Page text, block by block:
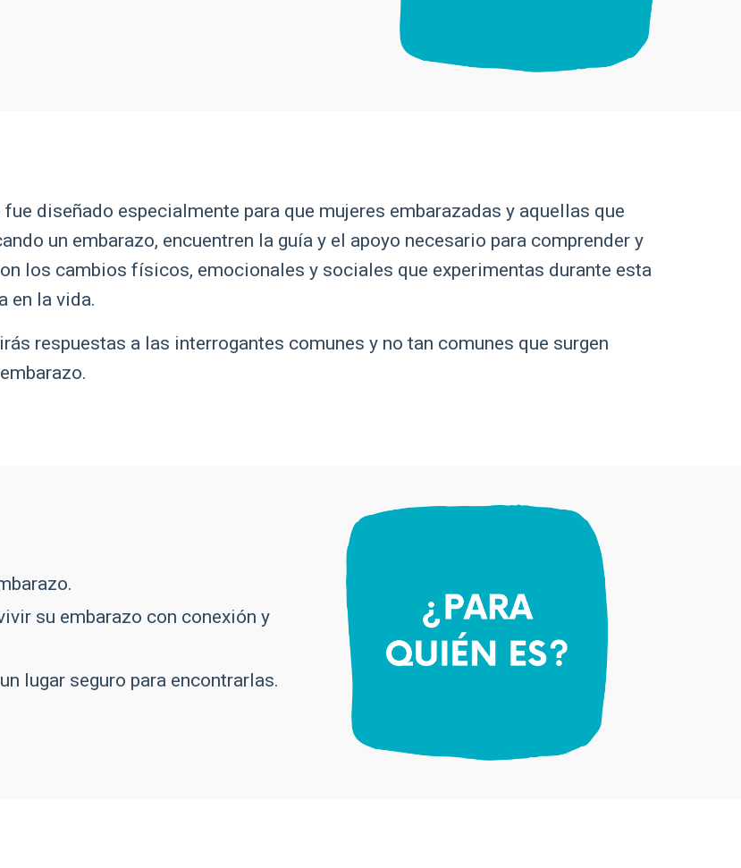
fue diseñado especialmente para que mujeres embarazadas y aquellas que
un embarazo, encuentren la guía y el apoyo necesario para comprender y
los cambios físicos, emocionales y sociales que experimentas durante esta
en la vida.
respuestas a las interrogantes comunes y no tan comunes que surgen
su embarazo con conexión y
lugar seguro para encontrarlas.